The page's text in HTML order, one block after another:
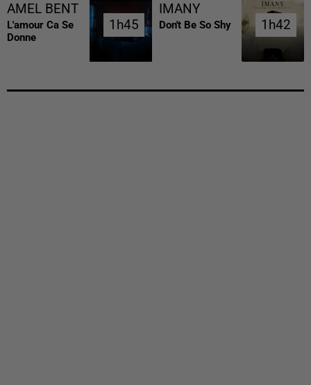
AMEL BENT
L'amour Ca Se
Donne
1h45
1h45
IMANY
Don't Be So Shy 1h42
1h42